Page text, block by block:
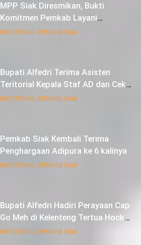
MPP Siak Diresmikan, Bukti
Komitmen Pemkab Layani
Masyarakat Dengan Baik
INFOTORIAL PEMKAB SIAK
Bupati Alfedri Terima Asisten
Teritorial Kepala Staf AD dan Cek
Kesiapan Acara TMMD
INFOTORIAL PEMKAB SIAK
Pemkab Siak Kembali Terima
Penghargaan Adipura ke 6 kalinya
INFOTORIAL PEMKAB SIAK
Bupati Alfedri Hadiri Perayaan Cap
Go Meh di Kelenteng Tertua Hock
Siu Kiong Kota Siak Sri Indrapura
INFOTORIAL PEMKAB SIAK